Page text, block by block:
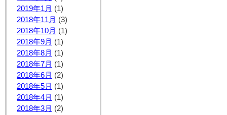
2019年1月 (1)
2018年11月 (3)
2018年10月 (1)
2018年9月 (1)
2018年8月 (1)
2018年7月 (1)
2018年6月 (2)
2018年5月 (1)
2018年4月 (1)
2018年3月 (2)